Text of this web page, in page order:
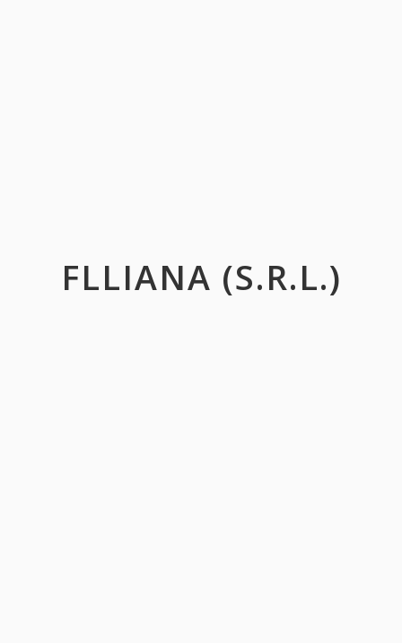
FLLIANA (S.R.L.)